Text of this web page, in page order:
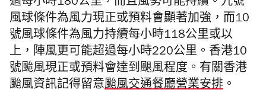
過每小時180公里，而且風勢可能持續。 九號
風球條件為風力現正或預料會顯著加強，而10
號風球條件為風力持續每小時118公里或以
上，陣風更可能超過每小時220公里。香港10
號颱風現正或預料會達到颶風程度。 有關香港
颱風資訊記得留意颱風交通餐廳營業安排 。